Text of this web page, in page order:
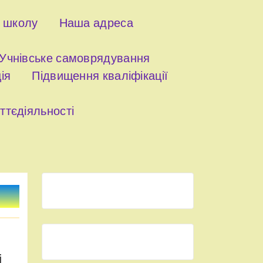
школу Наша адреса
самоврядування
Підвищення кваліфікації